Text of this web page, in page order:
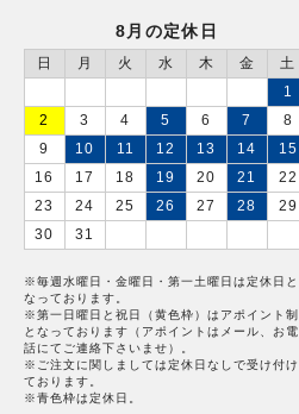
8月の定休日
日 月 火 水 木 金
土
1
2
3 4 5 6 7
8
9
10 11 12 13 14
15
16
17 18 19 20 21
22
23
24 25 26 27 28
29
30
31
※毎週水曜日・金曜日・第一土曜日は定休日と
なっております。
※第一日曜日と祝日（黄色枠）はアポイント制
となっております（アポイントはメール、お電
話にてご連絡下さいませ）。
※ご注文に関しましては定休日なしで受け付け
ております。
※青色枠は定休日。